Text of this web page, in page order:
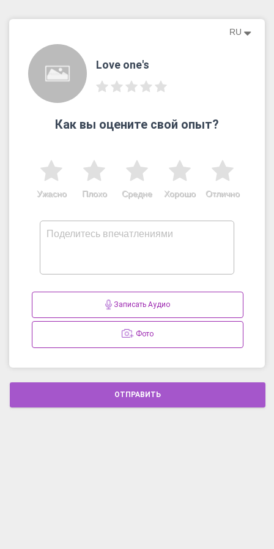
RU
Love one's
Как вы оцените свой опыт?
Отлично
Хорошо
Средне
Плохо
Ужасно
Записать Аудио
Фото
ОТПРАВИТЬ